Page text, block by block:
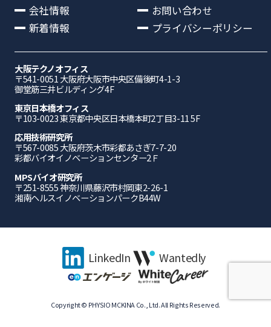
会社情報
新着情報
お問い合わせ
プライバシーポリシー
大阪テクノオフィス
〒541-0051 ⼤阪府⼤阪市中央区備後町4-1-3
御堂筋三井ビルディング4F
東京日本橋オフィス
〒103-0023 東京都中央区日本橋本町2丁目3-11 5F
応⽤技術研究所
〒567-0085 ⼤阪府茨⽊市彩都あさぎ7-7-20
彩都バイオイノベーションセンター2Ｆ
MPSバイオ研究所
〒251-8555 神奈川県藤沢市村岡東2-26-1
湘南ヘルスイノベーションパークB44W
LinkedIn Wantedly
Copyright © PHYSIO MCKINA Co., Ltd. All Rights Reserved.